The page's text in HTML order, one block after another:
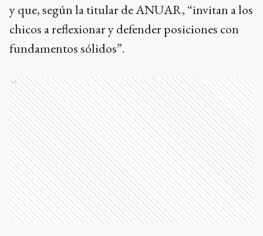
y que, según la titular de ANUAR, “invitan a los
chicos a reflexionar y defender posiciones con
fundamentos sólidos”.
Ads